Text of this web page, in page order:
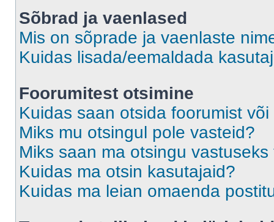
Sõbrad ja vaenlased
Mis on sõprade ja vaenlaste
Kuidas lisada/eemaldada
Foorumitest otsimine
Kuidas saan otsida foorumist
Miks mu otsingul pole vasteid?
Miks saan ma otsingu
Kuidas ma otsin kasutajaid?
Kuidas ma leian omaenda